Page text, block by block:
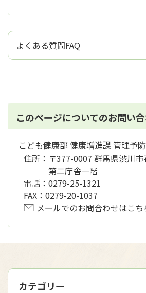
よくある質問FAQ
このページについてのお問い
こども健康部 健康増進課 管理予
住所： 〒377-0007 群馬県渋川
第二庁舎一階
電話： 0279-25-1321
FAX： 0279-20-1037
メールでのお問合わせはこち
カテゴリー